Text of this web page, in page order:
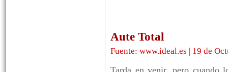
Aute Total
Fuente: www.ideal.es | 19 de
Tarda en venir, pero cuando